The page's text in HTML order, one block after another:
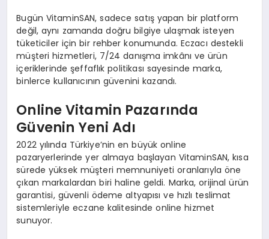
Bugün VitaminSAN, sadece satış yapan bir platform
değil, aynı zamanda doğru bilgiye ulaşmak isteyen
tüketiciler için bir rehber konumunda. Eczacı destekli
müşteri hizmetleri, 7/24 danışma imkânı ve ürün
içeriklerinde şeffaflık politikası sayesinde marka,
binlerce kullanıcının güvenini kazandı.
Online Vitamin Pazarında
Güvenin Yeni Adı
2022 yılında Türkiye’nin en büyük online
pazaryerlerinde yer almaya başlayan VitaminSAN, kısa
sürede yüksek müşteri memnuniyeti oranlarıyla öne
çıkan markalardan biri haline geldi. Marka, orijinal ürün
garantisi, güvenli ödeme altyapısı ve hızlı teslimat
sistemleriyle eczane kalitesinde online hizmet
sunuyor.